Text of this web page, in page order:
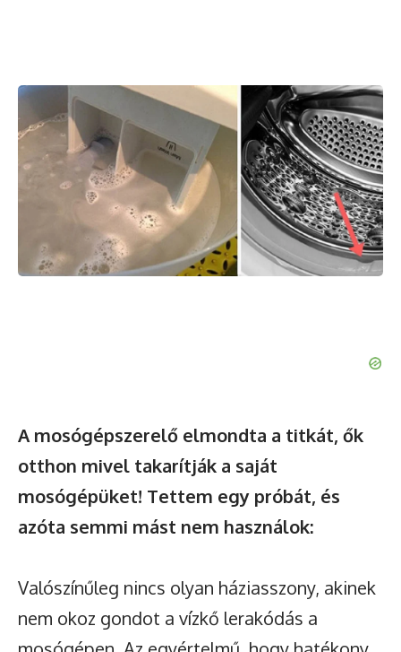
A mosógépszerelő elmondta a titkát, ők
otthon mivel takarítják a saját
mosógépüket! Tettem egy próbát, és
azóta semmi mást nem használok:
Valószínűleg nincs olyan háziasszony, akinek
nem okoz gondot a vízkő lerakódás a